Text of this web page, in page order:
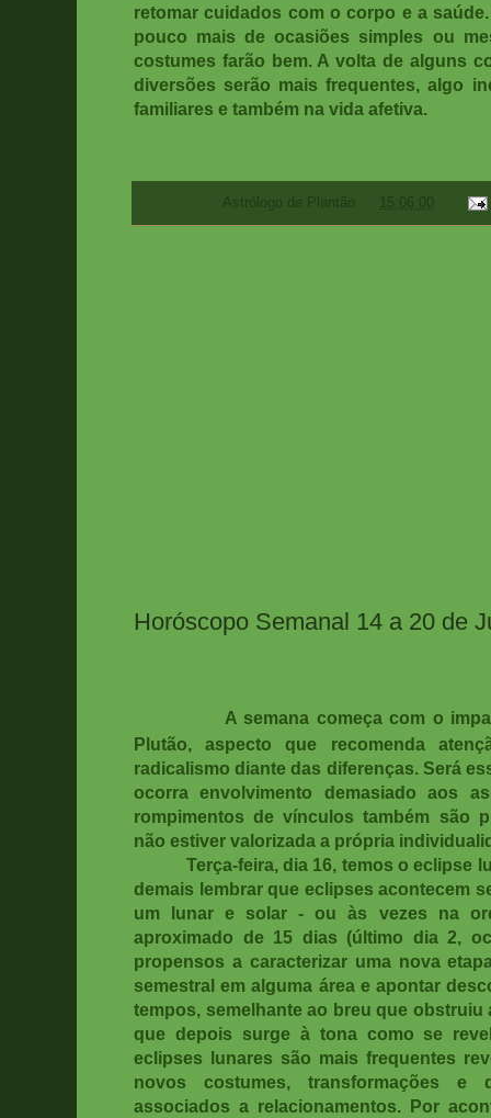
retomar cuidados com o corpo e a
pouco mais de ocasiões simples ou
costumes farão bem. A volta de alguns
diversões serão mais frequentes, algo
familiares e também na vida afetiva.
Astrólogo de Plantão 15:06:00
Horóscopo Semanal 14 a 20 de
A semana começa com o
Plutão, aspecto que recomenda
radicalismo diante das diferenças. Será
ocorra envolvimento demasiado aos
rompimentos de vínculos também são
não estiver valorizada a própria
Terça-feira, dia 16, temos o eclipse
demais lembrar que eclipses acontecem
um lunar e solar - ou às vezes na
aproximado de 15 dias (último dia 2,
propensos a caracterizar uma nova
semestral em alguma área e apontar
tempos, semelhante ao breu que
que depois surge à tona como se
eclipses lunares são mais frequentes
novos costumes, transformações e
associados a relacionamentos. Por